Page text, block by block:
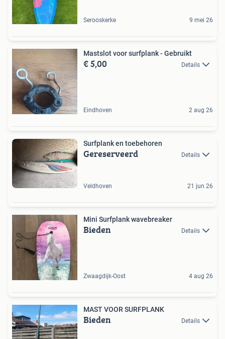
Serooskerke 9 mei 26
Mastslot voor surfplank - Gebruikt
€ 5,00 Details
Eindhoven 2 aug 26
Surfplank en toebehoren
Gereserveerd Details
Veldhoven 21 jun 26
Mini Surfplank wavebreaker
Bieden Details
Zwaagdijk-Oost 4 aug 26
MAST VOOR SURFPLANK
Bieden Details